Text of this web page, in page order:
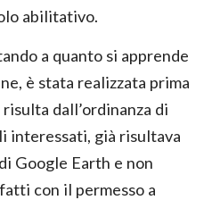
abilitativo.
a quanto si apprende
è stata realizzata prima
dall’ordinanza di
interessati, già risultava
Google Earth e non
con il permesso a